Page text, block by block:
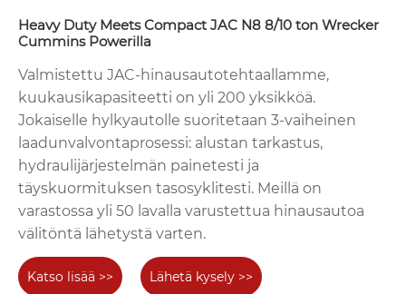
Heavy Duty Meets Compact JAC N8 8/10 ton Wrecker
Cummins Powerilla
Valmistettu JAC-hinausautotehtaallamme,
kuukausikapasiteetti on yli 200 yksikköä.
Jokaiselle hylkyautolle suoritetaan 3-vaiheinen
laadunvalvontaprosessi: alustan tarkastus,
hydraulijärjestelmän painetesti ja
täyskuormituksen tasosyklitesti. Meillä on
varastossa yli 50 lavalla varustettua hinausautoa
välitöntä lähetystä varten.
Katso lisää >> Lähetä kysely >>